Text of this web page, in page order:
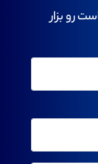
رو بزار